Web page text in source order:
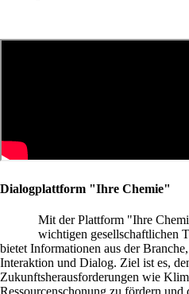
Dialogplattform "Ihre Chemie"
Mit der Plattform "Ihre
wichtigen gesellschaftlichen
bietet Informationen aus der
Interaktion und Dialog. Ziel ist es,
Zukunftsherausforderungen wie
Ressourcenschonung zu fördern und